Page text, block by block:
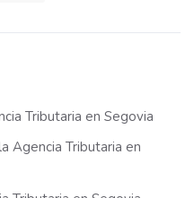
Tributaria en Segovia
Agencia Tributaria en